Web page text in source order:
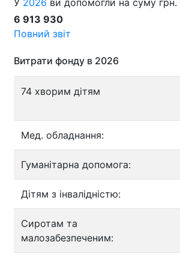
6 913 930
Повний звіт
Витрати фонду в 2026
74 хворим дітям
Мед. обладнання:
Гуманітарна допомога:
Дітям з інвалідністю:
Сиротам та
малозабезпеченим: